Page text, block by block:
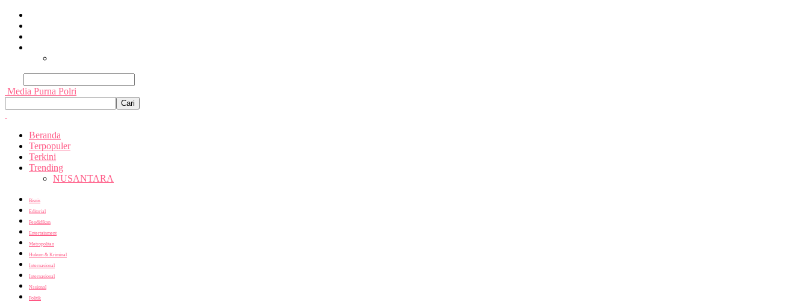
Media Purna Polri
Beranda
Terpopuler
Terkini
Trending
NUSANTARA
Bisnis
Editorial
Pendidikan
Entertainment
Metropolitan
Hukum & Kriminal
Internasional
Internasional
Nasional
Politik